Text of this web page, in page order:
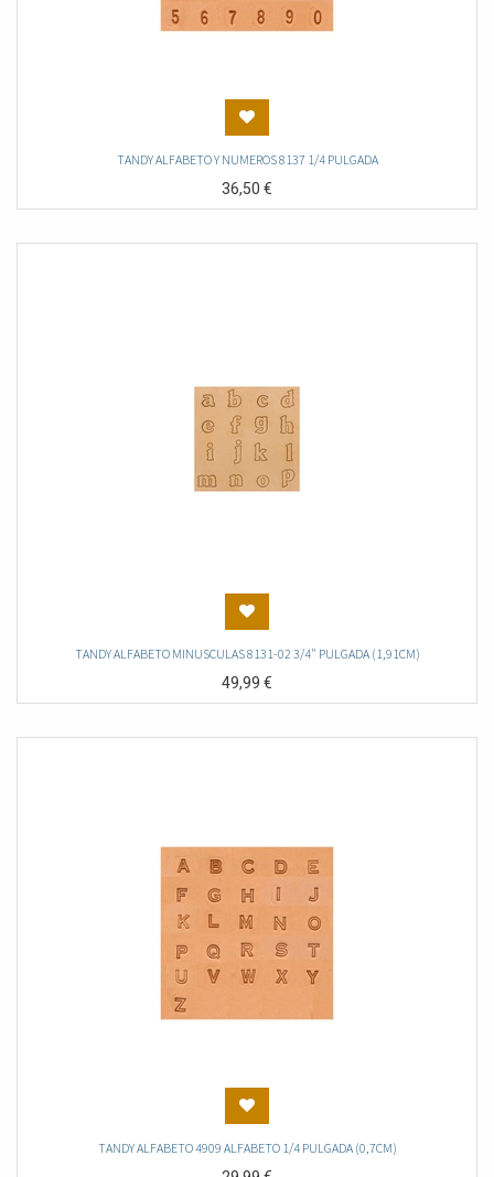
TANDY ALFABETO Y NUMEROS 8137 1/4 PULGADA
36,50€
TANDY ALFABETO MINUSCULAS 8131-02 3/4" PULGADA (1,91CM)
49,99€
TANDY ALFABETO 4909 ALFABETO 1/4 PULGADA (0,7CM)